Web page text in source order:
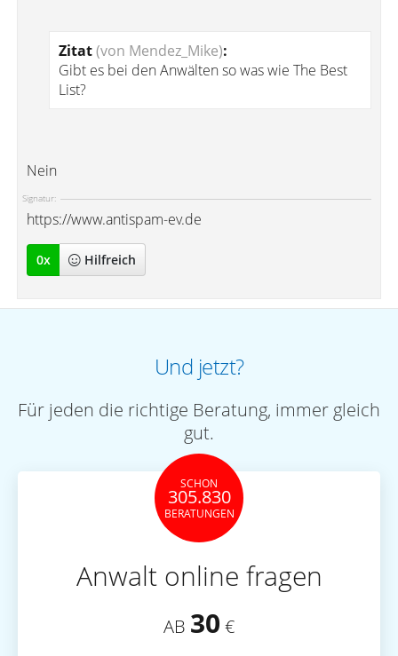
Zitat(von Mendez_Mike):
Gibt es bei den Anwälten so was wie The Best
List?
Nein
Signatur:
https://www.antispam-ev.de
0x Hilfreich
Und jetzt?
Für jeden die richtige Beratung, immer gleich
gut.
SCHON
305.830
BERATUNGEN
Anwalt online fragen
AB 30 €